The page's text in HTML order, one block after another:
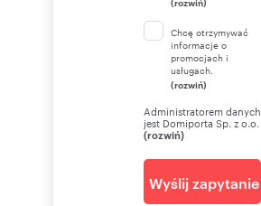
Chcę otrzymywać
informacje o
promocjach i
usługach.
(rozwiń)
Administratorem danych
jest Domiporta Sp. z o.o.
(rozwiń)
Wyślij zapytanie